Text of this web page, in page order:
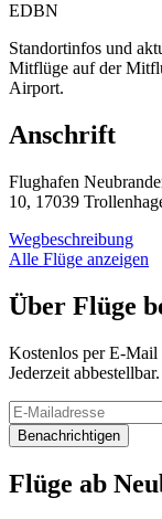
EDBN
Standortinfos und
Mitflüge auf der
Airport.
Anschrift
Flughafen
10, 17039
Wegbeschreibung
Alle Flüge anzeigen
Über Flüge
Kostenlos per E-Mail
Jederzeit abbestellbar.
Benachrichtigen
Flüge ab